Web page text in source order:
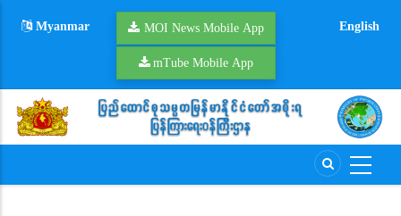
Myanmar MOI News Mobile App
mTube Mobile App
English